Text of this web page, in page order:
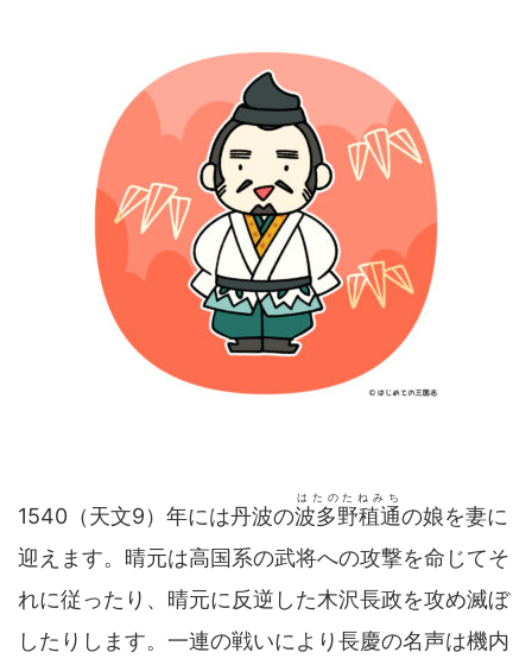
1540（天文9）年には丹波の波多野稙通
はたのたねみち
の娘を妻に
迎えます。晴元は高国系の武将への攻撃を命じてそ
れに従ったり、晴元に反逆した木沢長政を攻め滅ぼ
したりします。一連の戦いにより長慶の名声は機内